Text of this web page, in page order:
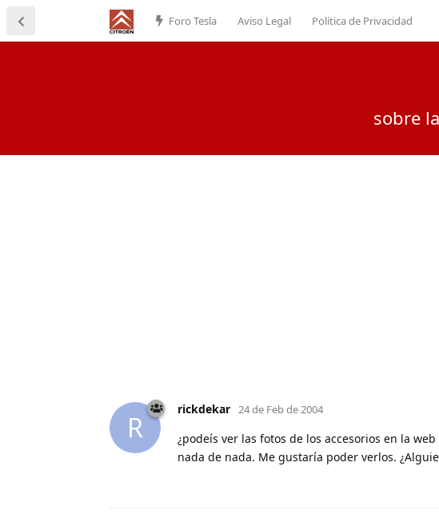
Foro Tesla Aviso Legal Política de Privacidad
sobre
R
rickdekar 24 de Feb de 2004
¿podeís ver las fotos de los accesorios en la
nada de nada. Me gustaría poder verlos.